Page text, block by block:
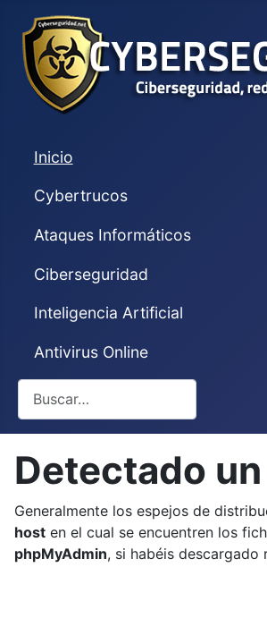
Inicio
Cybertrucos
Ataques Informáticos
Ciberseguridad
Inteligencia Artificial
Antivirus Online
Buscar
Detectado
Generalmente los espejos de
host en el cual se encuentren los
phpMyAdmin, si habéis descargado